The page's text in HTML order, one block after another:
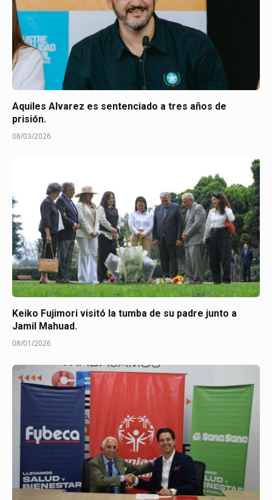
Aquiles Alvarez es sentenciado a tres años de
prisión.
08/03/2026
Keiko Fujimori visitó la tumba de su padre junto a
Jamil Mahuad.
08/01/2026